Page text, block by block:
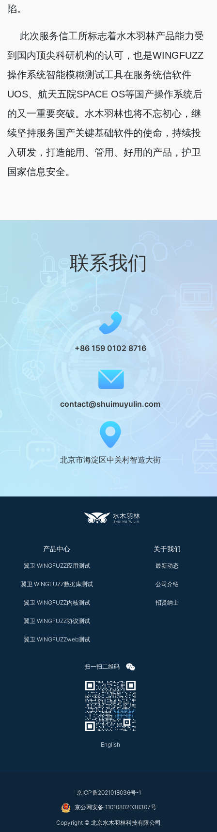
陷。
此次服务信工所标志着水木羽林产品能力受
到国内顶尖科研机构的认可，也是WINGFUZZ
操作系统智能模糊测试工具在服务统信软件
UOS、航天五院SPACE OS等国产操作系统后
的又一重要突破。水木羽林也将不忘初心，继
续坚持服务国产关键基础软件的使命，持续投
入研发，打造能用、管用、好用的产品，护卫
国家信息安全。
联系我们
+86 159 0102 8716
contact@shuimuyulin.com
北京市海淀区中关村智造大街
产品中心
翼卫 WINGFUZZ应用测试
翼卫 WINGFUZZ数据库测试
翼卫 WINGFUZZ内核测试
翼卫 WINGFUZZ协议测试
翼卫 WINGFUZZweb测试
关于我们
最新动态
公司介绍
招贤纳士
扫一扫二维码
English
京ICP备2021018036号-1
京公网安备 11010802038307号
Copyright © 北京水木羽林科技有限公司